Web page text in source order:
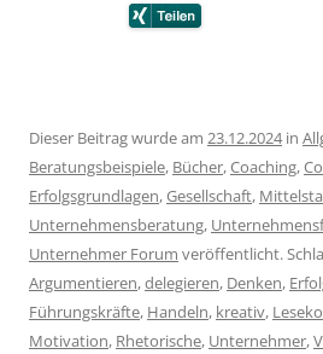
Dieser Beitrag wurde am 23.12.2024in
Beratungsbeispiele, Bücher,Coaching,
Erfolgsgrundlagen,Gesellschaft,
Unternehmensberatung,
Unternehmer Forum veröffentlicht.
Argumentieren,delegieren, Denken,
Führungskräfte, Handeln, kreativ,
Motivation, Rhetorische, Unternehmer,